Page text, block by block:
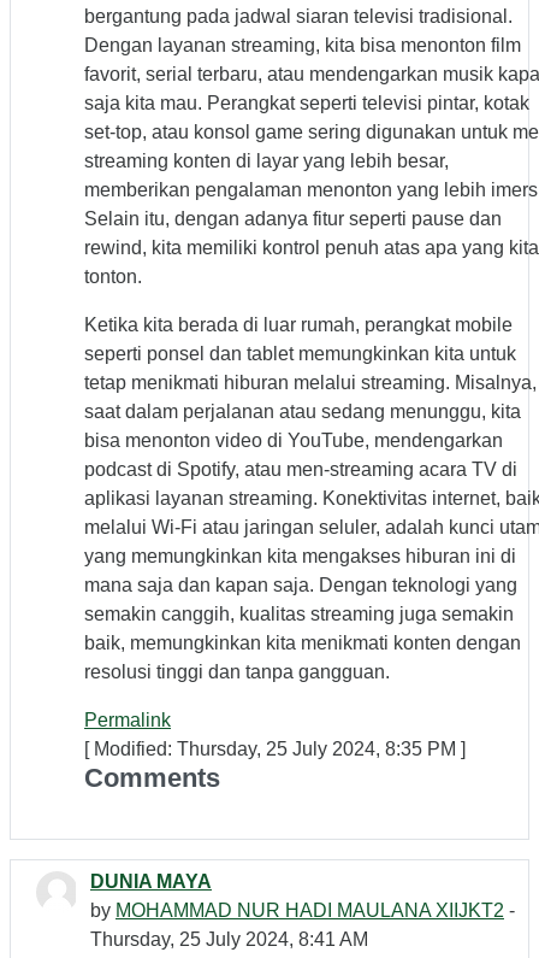
bergantung pada jadwal siaran televisi tradisional.
Dengan layanan streaming, kita bisa menonton film
favorit, serial terbaru, atau mendengarkan musik
saja kita mau. Perangkat seperti televisi pintar, kotak
set-top, atau konsol game sering digunakan untuk
streaming konten di layar yang lebih besar,
memberikan pengalaman menonton yang lebih
Selain itu, dengan adanya fitur seperti pause dan
rewind, kita memiliki kontrol penuh atas apa yang kita
tonton.
Ketika kita berada di luar rumah, perangkat mobile
seperti ponsel dan tablet memungkinkan kita untuk
tetap menikmati hiburan melalui streaming. Misalnya,
saat dalam perjalanan atau sedang menunggu, kita
bisa menonton video di YouTube, mendengarkan
podcast di Spotify, atau men-streaming acara TV di
aplikasi layanan streaming. Konektivitas internet,
melalui Wi-Fi atau jaringan seluler, adalah kunci
yang memungkinkan kita mengakses hiburan ini di
mana saja dan kapan saja. Dengan teknologi yang
semakin canggih, kualitas streaming juga semakin
baik, memungkinkan kita menikmati konten dengan
resolusi tinggi dan tanpa gangguan.
Permalink
[ Modified: Thursday, 25 July 2024, 8:35 PM ]
Comments
DUNIA MAYA
by MOHAMMAD NUR HADI MAULANA XIIJKT2 -
Thursday, 25 July 2024, 8:41 AM